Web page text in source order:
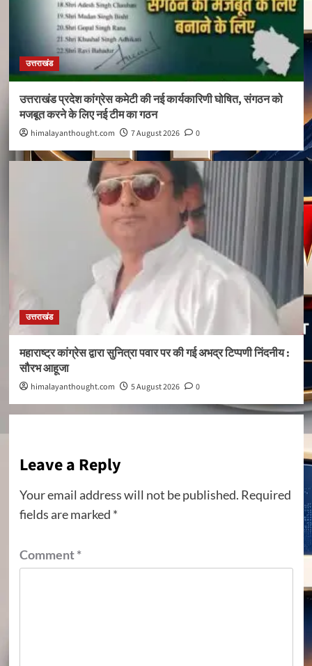
उत्तराखंड
उत्तराखंड प्रदेश कांग्रेस कमेटी की नई कार्यकारिणी घोषित, संगठन को
मजबूत करने के लिए नई टीम का गठन
himalayanthought.com 7 August 2026 0
उत्तराखंड
महाराष्ट्र कांग्रेस द्वारा सुनित्रा पवार पर की गई अभद्र टिप्पणी निंदनीय :
सौरभ आहूजा
himalayanthought.com 5 August 2026 0
Leave a Reply
Your email address will not be published. Required
fields are marked *
Comment*